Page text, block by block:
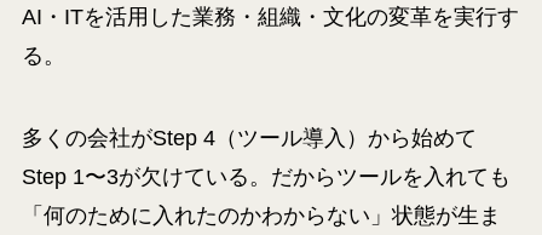
AI・ITを活用した業務・組織・文化の変革を実行す
る。
多くの会社がStep 4（ツール導入）から始めて
Step 1〜3が欠けている。だからツールを入れても
「何のために入れたのかわからない」状態が生ま